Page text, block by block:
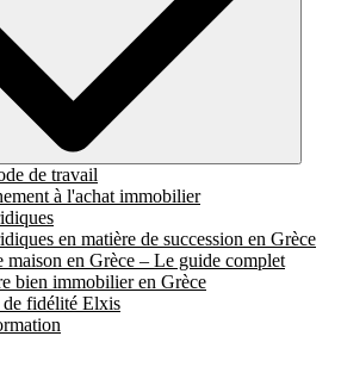
de travail
à l'achat immobilier
en matière de succession en Grèce
maison en Grèce – Le guide complet
bien immobilier en Grèce
de fidélité Elxis